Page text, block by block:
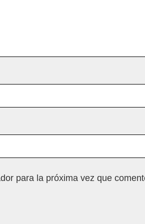
para la próxima vez que